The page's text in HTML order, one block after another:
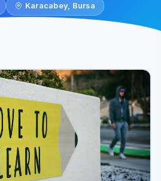
Karacabey, Bursa